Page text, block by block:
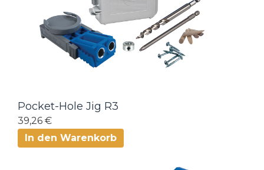
Pocket-Hole Jig R3
39,26 €
In den Warenkorb